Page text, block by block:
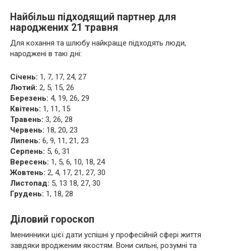
Найбільш підходящий партнер для
народжених 21 травня
Для кохання та шлюбу найкраще підходять люди,
народжені в такі дні:
Січень: 1, 7, 17, 24, 27
Лютий: 2, 5, 15, 26
Березень: 4, 19, 26, 29
Квітень: 1, 11, 15
Травень: 3, 26, 28
Червень: 18, 20, 23
Липень: 6, 9, 11, 21, 23
Серпень: 5, 6, 31
Вересень: 1, 5, 6, 10, 18, 24
Жовтень: 2, 4, 17, 21, 27, 30
Листопад: 5, 13 18, 27, 30
Грудень: 1, 18, 28
Діловий гороскоп
Іменинники цієї дати успішні у професійній сфері життя
завдяки вродженим якостям. Вони сильні, розумні та